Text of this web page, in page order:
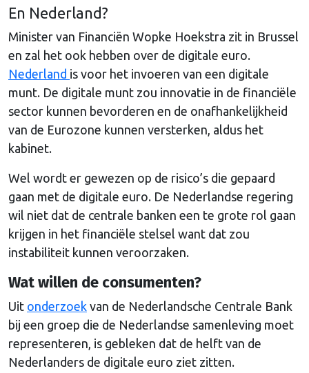
En Nederland?
Minister van Financiën Wopke Hoekstra zit in Brussel
en zal het ook hebben over de digitale euro.
Nederland is voor het invoeren van een digitale
munt. De digitale munt zou innovatie in de financiële
sector kunnen bevorderen en de onafhankelijkheid
van de Eurozone kunnen versterken, aldus het
kabinet.
Wel wordt er gewezen op de risico’s die gepaard
gaan met de digitale euro. De Nederlandse regering
wil niet dat de centrale banken een te grote rol gaan
krijgen in het financiële stelsel want dat zou
instabiliteit kunnen veroorzaken.
Wat willen de consumenten?
Uit onderzoek van de Nederlandsche Centrale Bank
bij een groep die de Nederlandse samenleving moet
representeren, is gebleken dat de helft van de
Nederlanders de digitale euro ziet zitten.